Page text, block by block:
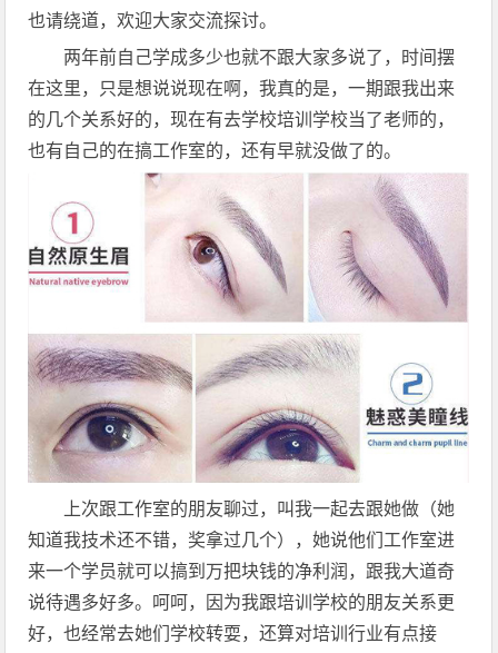
也请绕道，欢迎大家交流探讨。
两年前自己学成多少也就不跟大家多说了，时间摆
在这里，只是想说说现在啊，我真的是，一期跟我出来
的几个关系好的，现在有去学校培训学校当了老师的，
也有自己的在搞工作室的，还有早就没做了的。
上次跟工作室的朋友聊过，叫我一起去跟她做（她
知道我技术还不错，奖拿过几个），她说他们工作室进
来一个学员就可以搞到万把块钱的净利润，跟我大道奇
说待遇多好多。呵呵，因为我跟培训学校的朋友关系更
好，也经常去她们学校转耍，还算对培训行业有点接